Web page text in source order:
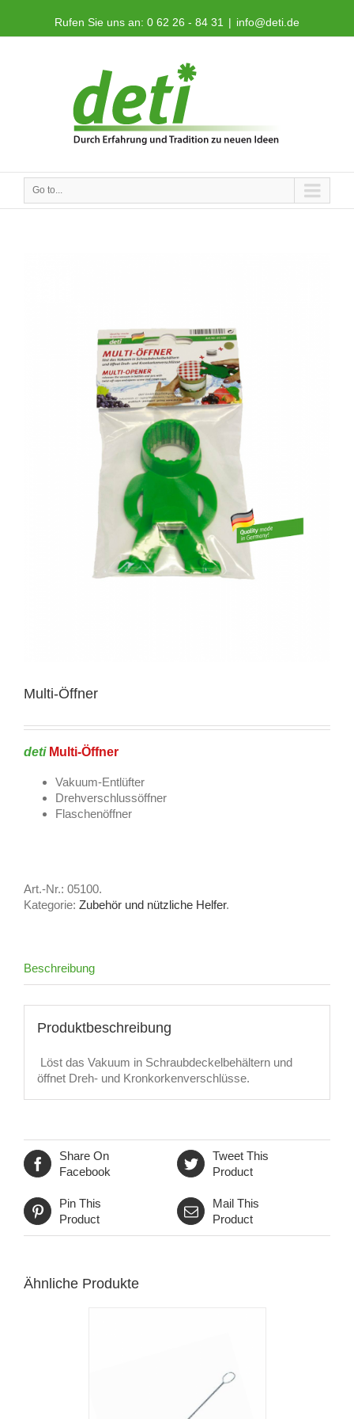
Rufen Sie uns an: 0 62 26 - 84 31 | info@deti.de
Go to...
Multi-Öffner
deti Multi-Öffner
Vakuum-Entlüfter
Drehverschlussöffner
Flaschenöffner
Art.-Nr.: 05100.
Kategorie: Zubehör und nützliche Helfer.
Beschreibung
Produktbeschreibung
Löst das Vakuum in Schraubdeckelbehältern und
öffnet Dreh- und Kronkorkenverschlüsse.
Share On
Facebook
Tweet This
Product
Pin This
Product
Mail This
Product
Ähnliche Produkte